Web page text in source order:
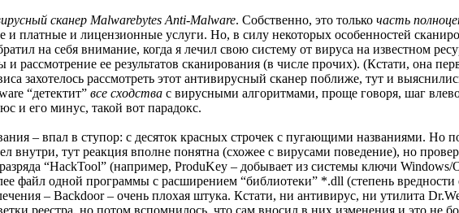
сканер Malwarebytes Anti-Malware. Собственно, это только часть
и платные и лицензионные услуги. Но, в силу некоторых особенностей
на себя внимание, когда я лечил свою систему от вируса на известном
и рассмотрение ее результатов сканирования (в числе прочих). (Кстати, она
захотелось рассмотреть этот антивирусный сканер поближе, тут и
“детектит” все сходства с вирусными алгоритмами, проще говоря, шаг
и его минус, такой вот парадокс.
– впал в ступор: с десяток красных строчек с пугающими названиями. Но
внутри, тут реакция вполне понятна (схожее с вирусами поведение), но
“HackTool” (например, ProduKey – добывает из системы ключи
файл одной программы с расширением “библиотеки” *.dll (степень
– Backdoor – очень плохая штука. Кстати, ни антивирус, ни утилита
реестра, но потом вспомнилось, что сам вносил в них изменения и это не